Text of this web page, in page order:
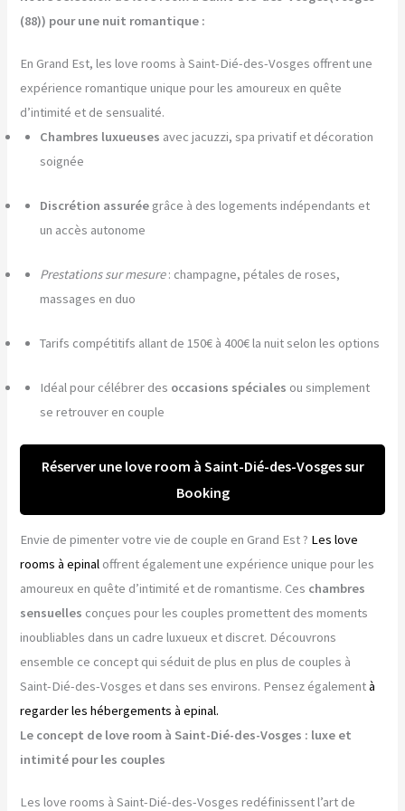
(88)) pour une nuit romantique :
En Grand Est, les love rooms à Saint-Dié-des-Vosges offrent une
expérience romantique unique pour les amoureux en quête
d’intimité et de sensualité.
Chambres luxueuses avec jacuzzi, spa privatif et décoration
soignée
Discrétion assurée grâce à des logements indépendants et
un accès autonome
Prestations sur mesure: champagne, pétales de roses,
massages en duo
Tarifs compétitifs allant de 150€ à 400€ la nuit selon les options
Idéal pour célébrer des occasions spéciales ou simplement
se retrouver en couple
Réserver une love room à Saint-Dié-des-Vosges sur
Booking
Envie de pimenter votre vie de couple en Grand Est ? Les love
rooms à epinal offrent également une expérience unique pour les
amoureux en quête d’intimité et de romantisme. Ces chambres
sensuelles conçues pour les couples promettent des moments
inoubliables dans un cadre luxueux et discret. Découvrons
ensemble ce concept qui séduit de plus en plus de couples à
Saint-Dié-des-Vosges et dans ses environs. Pensez égalementà
regarder les hébergements à epinal.
Le concept de love room à Saint-Dié-des-Vosges : luxe et
intimité pour les couples
Les love rooms à Saint-Dié-des-Vosges redéfinissent l’art de